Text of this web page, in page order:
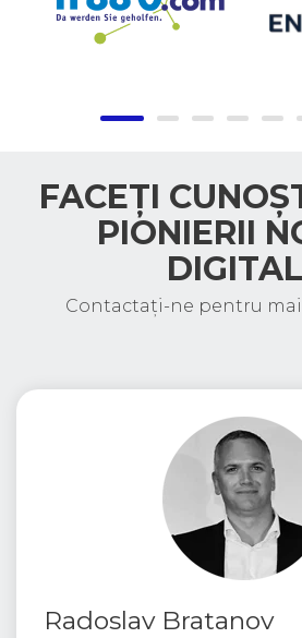
FACEȚI
PIONIERII
Contactați-ne pentru
Radoslav Bratanov